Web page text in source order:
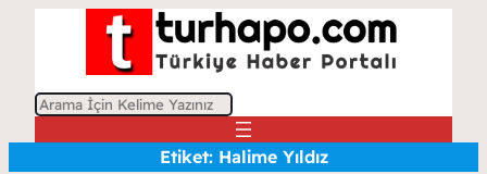
A
Etiket: Halime Yıldız